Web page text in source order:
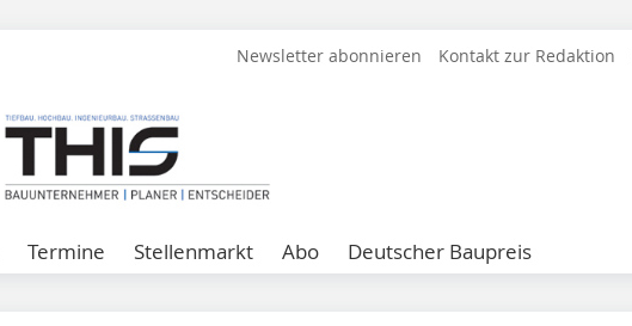
Newsletter abonnieren Kontakt zur Redaktion
Termine Stellenmarkt Abo Deutscher Baupreis